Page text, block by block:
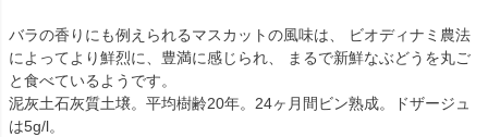
バラの香りにも例えられるマスカットの風味は、 ビオディナミ農法
によってより鮮烈に、豊満に感じられ、 まるで新鮮なぶどうを丸ご
と食べているようです。
泥灰土石灰質土壌。平均樹齢20年。24ヶ月間ビン熟成。ドザージュ
は5g/l。